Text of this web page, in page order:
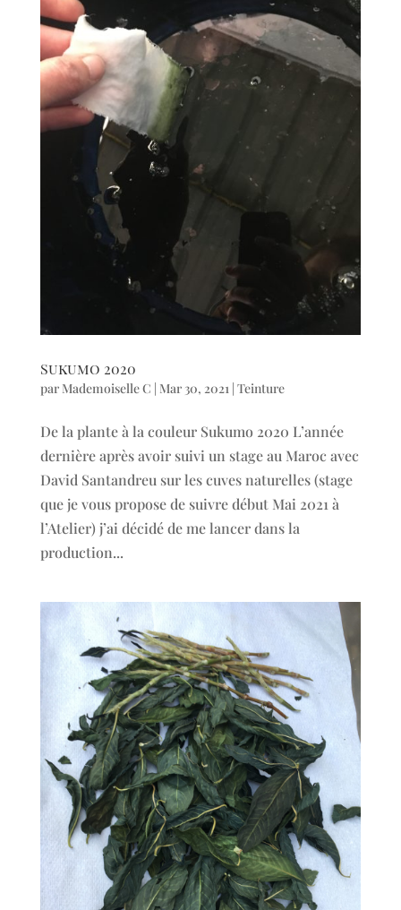
Sukumo 2020
par Mademoiselle C Mar 30, 2021| Teinture
De la plante à la couleur Sukumo 2020 L’année
dernière après avoir suivi un stage au Maroc avec
David Santandreu sur les cuves naturelles (stage
que je vous propose de suivre début Mai 2021 à
l’Atelier) j’ai décidé de me lancer dans la
production...